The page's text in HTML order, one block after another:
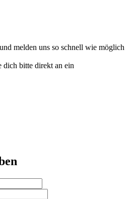
melden uns so schnell wie möglich
dich bitte direkt an ein